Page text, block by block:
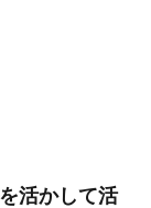
活かして活